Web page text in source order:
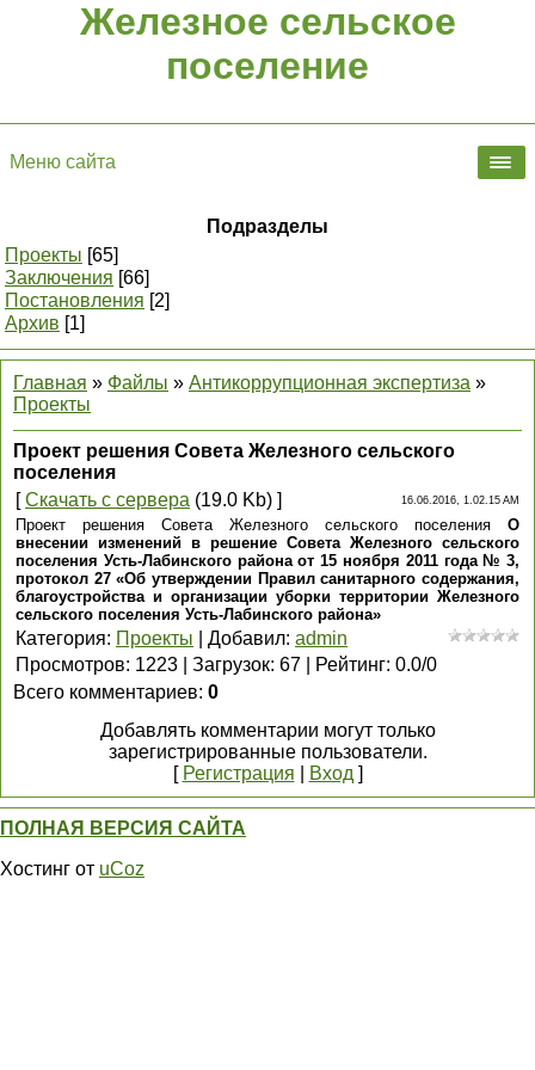
Железное сельское
поселение
Меню сайта
Подразделы
Проекты [65]
Заключения [66]
Постановления [2]
Архив [1]
Главная » Файлы » Антикоррупционная экспертиза »
Проекты
Проект решения Совета Железного сельского
поселения
[Скачать с сервера (19.0 Kb) ] 16.06.2016, 1.02.15 AM
Проект решения Совета Железного сельского поселения О
внесении изменений в решение Совета Железного сельского
поселения Усть-Лабинского района от 15 ноября 2011 года № 3,
протокол 27 «Об утверждении Правил санитарного содержания,
благоустройства и организации уборки территории Железного
сельского поселения Усть-Лабинского района»
Категория: Проекты Добавил: admin
Просмотров: 1223 Загрузок: 67 Рейтинг: 0.0/0
Всего комментариев: 0
Добавлять комментарии могут только
зарегистрированные пользователи.
[ Регистрация Вход ]
ПОЛНАЯ ВЕРСИЯ САЙТА
Хостинг от uCoz